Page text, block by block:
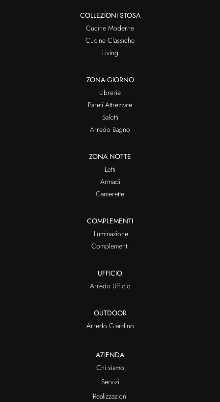
COLLEZIONI STOSA
Cucine Moderne
Cucine Classiche
Living
ZONA GIORNO
Librerie
Pareti Attrezzate
Salotti
Arredo Bagno
ZONA NOTTE
Letti
Armadi
Camerette
COMPLEMENTI
Illuminazione
Complementi
UFFICIO
Arredo Ufficio
OUTDOOR
Arredo Giardino
AZIENDA
Chi siamo
Servizi
Realizzazioni